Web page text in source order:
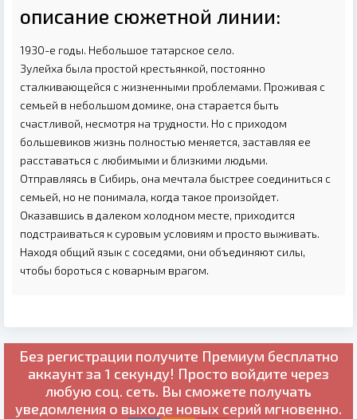
описание сюжетной линии:
1930-е годы. Небольшое татарское село.
Зулейха была простой крестьянкой, постоянно
сталкивающейся с жизненными проблемами. Проживая с
семьей в небольшом домике, она старается быть
счастливой, несмотря на трудности. Но с приходом
большевиков жизнь полностью меняется, заставляя ее
расставаться с любимыми и близкими людьми.
Отправляясь в Сибирь, она мечтала быстрее соединиться с
семьей, но не понимала, когда такое произойдет.
Оказавшись в далеком холодном месте, приходится
подстраиваться к суровым условиям и просто выживать.
Находя общий язык с соседями, они объединяют силы,
чтобы бороться с коварным врагом.
Без регистрации получите Премиум бесплатно
аккаунт за 1 секунду! Просто войдите через
любую соц. сеть. Вы сможете получать
уведомления о выходе новых серий мгновенно.